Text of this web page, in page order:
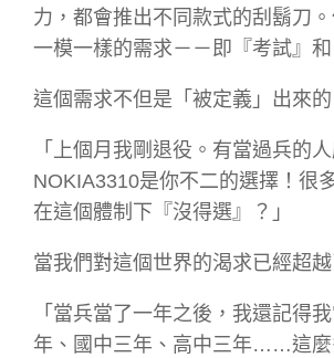
力，都會推出不同款式的刮鬍刀
一模一樣的需求－－即『考試』和
這個需求不但是「被定義」出來
「上個月我剛退役。有當過兵的
NOKIA3310是你不二的選擇！很
在這個體制下『沒得選』？」
當我們對這個世界的渴求已經超
「當兵當了一年之後，我還記得
年、國中三年、高中三年……這麼